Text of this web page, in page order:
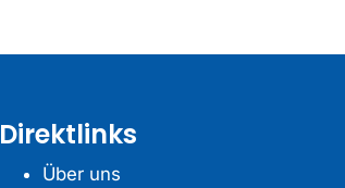
Direktlinks
Über uns